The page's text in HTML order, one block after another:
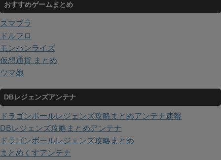
おすすめゲームまとめ
スマブラ
ドルフロ
モンハンライズ
仮想通貨 まとめ
ウマ娘
DBレジェンズアンテナ
ドラゴンボールレジェンズ攻略まとめアンテナ速報
DBレジェンズ攻略まとめアンテナ
ドラゴンボールレジェンズ攻略まとめ
まとめくすアンテナ